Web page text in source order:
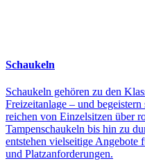
Schaukeln
Schaukeln gehören zu den
Freizeitanlage – und
reichen von Einzelsitzen über
Tampenschaukeln bis hin zu
entstehen vielseitige Angebote
und Platzanforderungen.